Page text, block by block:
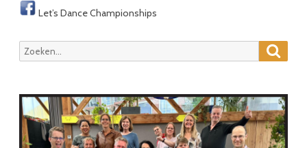
Let’s Dance Championships
Zoeken
naar: